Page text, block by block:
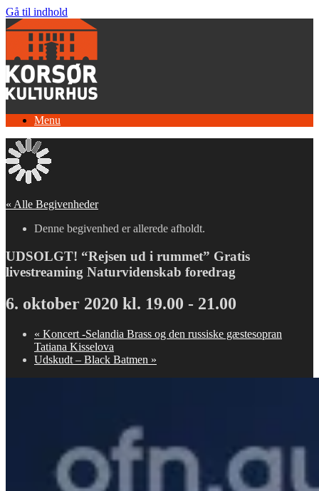
Gå til indhold
Menu
« Alle Begivenheder
Denne begivenhed er allerede afholdt.
UDSOLGT! “Rejsen ud i rummet” Gratis
livestreaming Naturvidenskab foredrag
6. oktober 2020 kl. 19.00 - 21.00
« Koncert -Selandia Brass og den russiske gæstesopran
Tatiana Kisselova
Udskudt – Black Batmen »